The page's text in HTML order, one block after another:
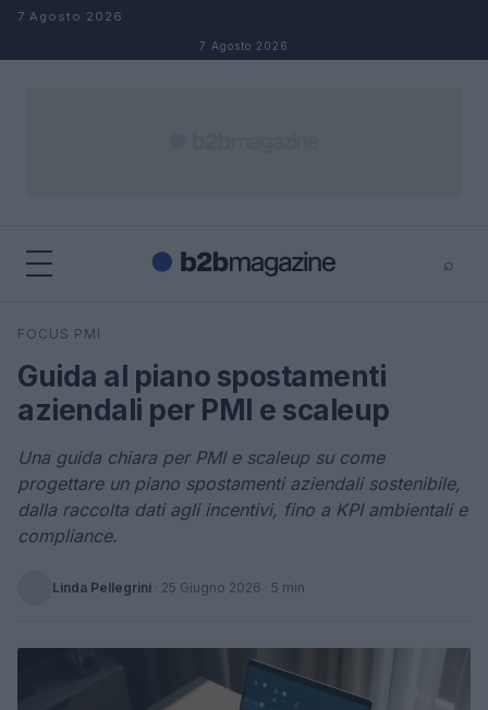
Salta al contenuto
7 Agosto 2026
7 Agosto 2026
⌕
Cerca
FOCUS PMI
Guida al piano spostamenti
aziendali per PMI e scaleup
Una guida chiara per PMI e scaleup su come
progettare un piano spostamenti aziendali sostenibile,
dalla raccolta dati agli incentivi, fino a KPI ambientali e
compliance.
Linda Pellegrini · 25 Giugno 2026 · 5 min